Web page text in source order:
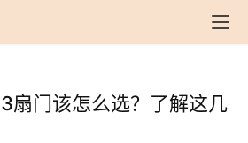
扇门该怎么选？了解这几